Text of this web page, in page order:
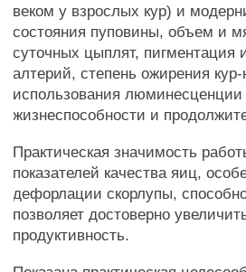
веком у взрослых кур) и
состояния пуповины, объем и
суточных цыплят, пигментация
алтерий, степень ожирения
использования
жизнеспособности и
Практическая значимость
показателей качества яиц,
дефорлации скорлупы,
позволяет достоверно
продуктивность.